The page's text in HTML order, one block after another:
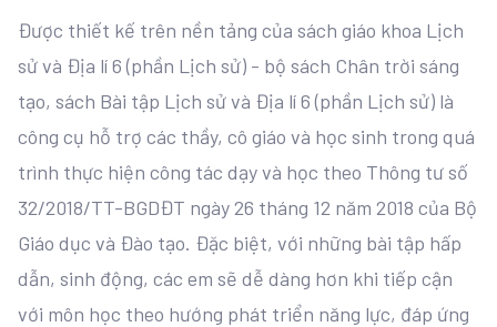
Được thiết kế trên nền tảng của sách giáo khoa Lịch
sử và Địa lí 6 (phần Lịch sử) - bộ sách Chân trời sáng
tạo, sách Bài tập Lịch sử và Địa lí 6 (phần Lịch sử) là
công cụ hỗ trợ các thầy, cô giáo và học sinh trong quá
trình thực hiện công tác dạy và học theo Thông tư số
32/2018/TT-BGDĐT ngày 26 tháng 12 năm 2018 của Bộ
Giáo dục và Đào tạo. Đặc biệt, với những bài tập hấp
dẫn, sinh động, các em sẽ dễ dàng hơn khi tiếp cận
với môn học theo hướng phát triển năng lực, đáp ứng